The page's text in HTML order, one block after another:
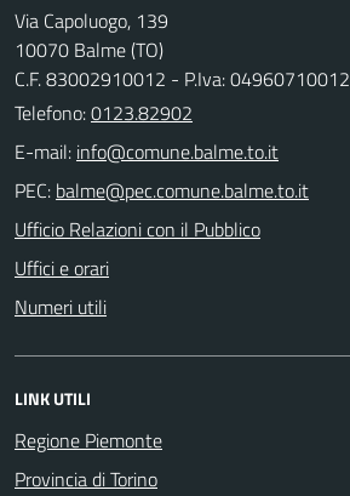
Via Capoluogo, 139
10070 Balme (TO)
C.F. 83002910012 - P.Iva: 04960710012
Telefono:0123.82902
E-mail:
PEC:
Ufficio Relazioni con il Pubblico
Uffici e orari
Numeri utili
LINK UTILI
Regione Piemonte
Provincia di Torino